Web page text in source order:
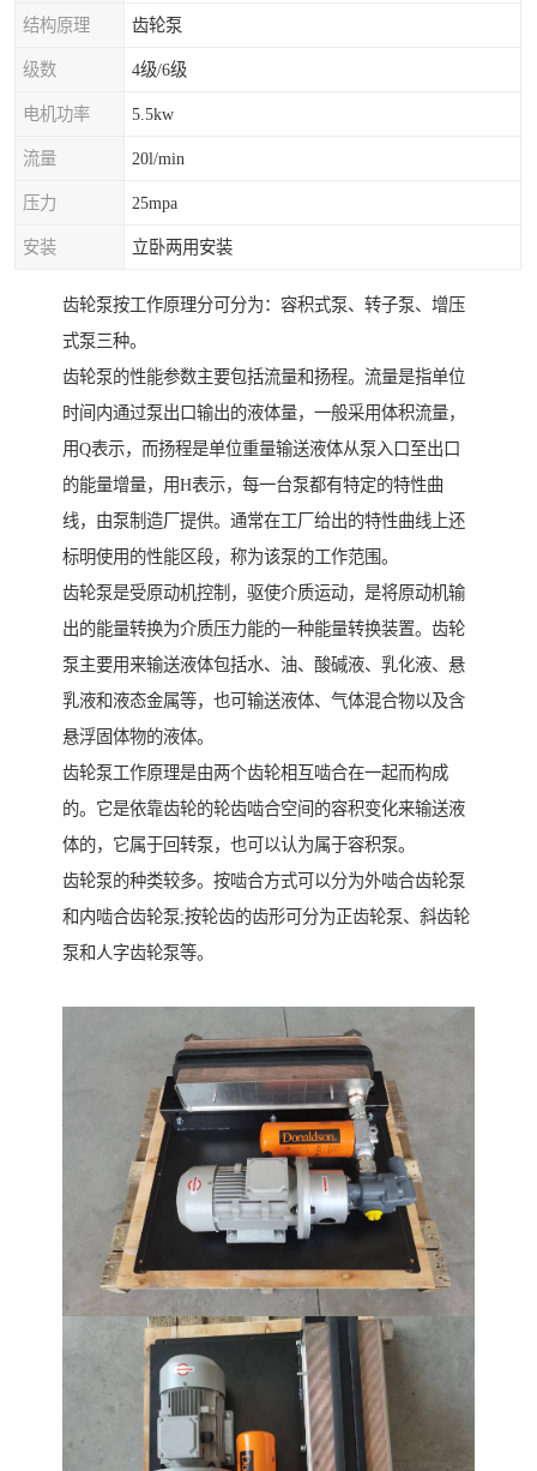
结构原理 齿轮泵
级数 4级/6级
电机功率 5.5kw
流量 20l/min
压力 25mpa
安装 立卧两用安装
齿轮泵按工作原理分可分为：容积式泵、转子泵、增压
式泵三种。
齿轮泵的性能参数主要包括流量和扬程。流量是指单位
时间内通过泵出口输出的液体量，一般采用体积流量，
用Q表示，而扬程是单位重量输送液体从泵入口至出口
的能量增量，用H表示，每一台泵都有特定的特性曲
线，由泵制造厂提供。通常在工厂给出的特性曲线上还
标明使用的性能区段，称为该泵的工作范围。
齿轮泵是受原动机控制，驱使介质运动，是将原动机输
出的能量转换为介质压力能的一种能量转换装置。齿轮
泵主要用来输送液体包括水、油、酸碱液、乳化液、悬
乳液和液态金属等，也可输送液体、气体混合物以及含
悬浮固体物的液体。
齿轮泵工作原理是由两个齿轮相互啮合在一起而构成
的。它是依靠齿轮的轮齿啮合空间的容积变化来输送液
体的，它属于回转泵，也可以认为属于容积泵。
齿轮泵的种类较多。按啮合方式可以分为外啮合齿轮泵
和内啮合齿轮泵;按轮齿的齿形可分为正齿轮泵、斜齿轮
泵和人字齿轮泵等。